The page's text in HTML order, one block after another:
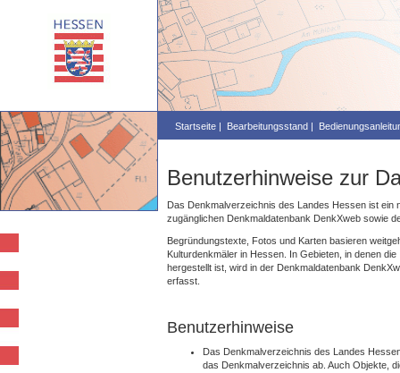
Startseite | Bearbeitungsstand |
Benutzerhinweise zur
Das Denkmalverzeichnis des Landes Hessen ist ein
zugänglichen Denkmaldatenbank DenkXweb sowie
Begründungstexte, Fotos und Karten basieren
Kulturdenkmäler in Hessen. In Gebieten, in denen
hergestellt ist, wird in der Denkmaldatenbank
erfasst.
Benutzerhinweise
Das Denkmalverzeichnis des Landes
das Denkmalverzeichnis ab. Auch Objekte,